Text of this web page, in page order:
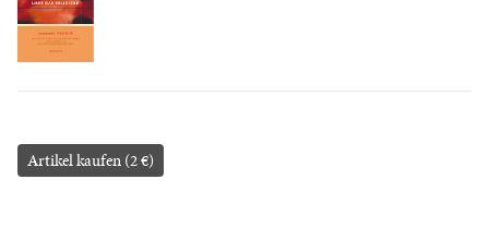
Artikel kaufen (2 €)